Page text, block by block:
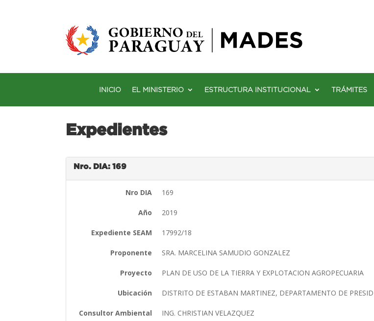
INICIO EL MINISTERIO ESTRUCTURA INSTITUCIONAL TRÁMITES
Expedientes
Nro. DIA: 169
Nro DIA 169
Año 2019
Expediente SEAM 17992/18
Proponente SRA. MARCELINA SAMUDIO GONZALEZ
Proyecto PLAN DE USO DE LA TIERRA Y EXPLOTACION AGROPECUARIA
Ubicación DISTRITO DE ESTABAN MARTINEZ, DEPARTAMENTO DE
Consultor Ambiental ING. CHRISTIAN VELAZQUEZ